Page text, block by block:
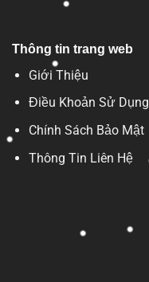
Thông tin trang web
Giới Thiệu
Điều Khoản Sử Dụng
Chính Sách Bảo Mật
Thông Tin Liên Hệ